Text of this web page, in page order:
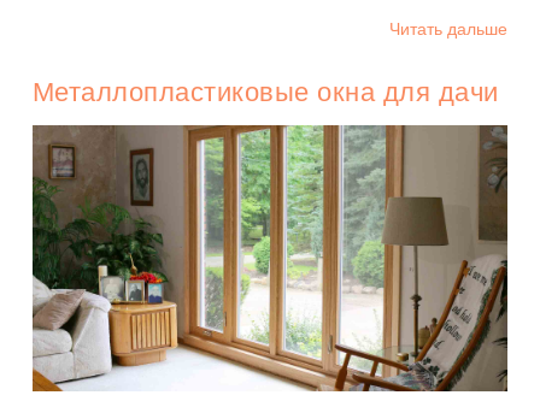
Читать дальше
Металлопластиковые окна для дачи